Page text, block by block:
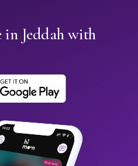
in Jeddah with